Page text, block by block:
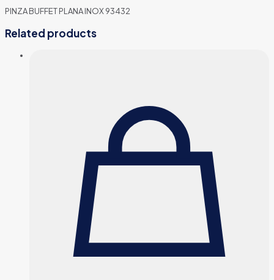
PINZA BUFFET PLANA INOX 93432
Related products